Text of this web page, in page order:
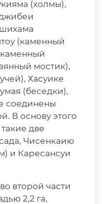
(холмы),
(каменный
мостик),
Хасуике
(беседки),
соединены
В основу этого
две
Чисенкаию
и Каресансуи
второй части
2,2 га,